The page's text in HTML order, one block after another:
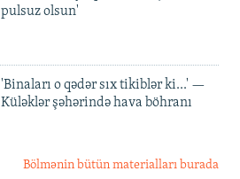
pulsuz olsun'
'Binaları o qədər sıx tikiblər ki...' —
Küləklər şəhərində hava böhranı
Bölmənin bütün materialları burada